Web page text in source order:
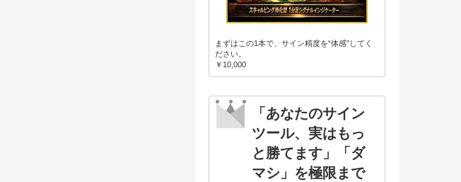
まずはこの1本で、サイン精度を“体感”してく
ださい。
￥10,000
「あなたのサイン
ツール、実はもっ
と勝てます」「ダ
マシ」を極限まで